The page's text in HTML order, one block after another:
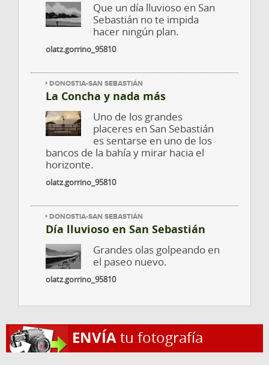
Que un día lluvioso en San
Sebastián no te impida
hacer ningún plan.
olatz.gorrino_95810
DONOSTIA-SAN SEBASTIÁN
La Concha y nada más
Uno de los grandes
placeres en San Sebastián
es sentarse en uno de los
bancos de la bahía y mirar hacia el
horizonte.
olatz.gorrino_95810
DONOSTIA-SAN SEBASTIÁN
Día lluvioso en San Sebastián
Grandes olas golpeando en
el paseo nuevo.
olatz.gorrino_95810
ENVÍAtu fotografía